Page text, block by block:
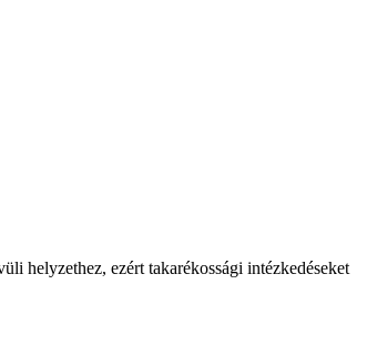
helyzethez, ezért takarékossági intézkedéseket